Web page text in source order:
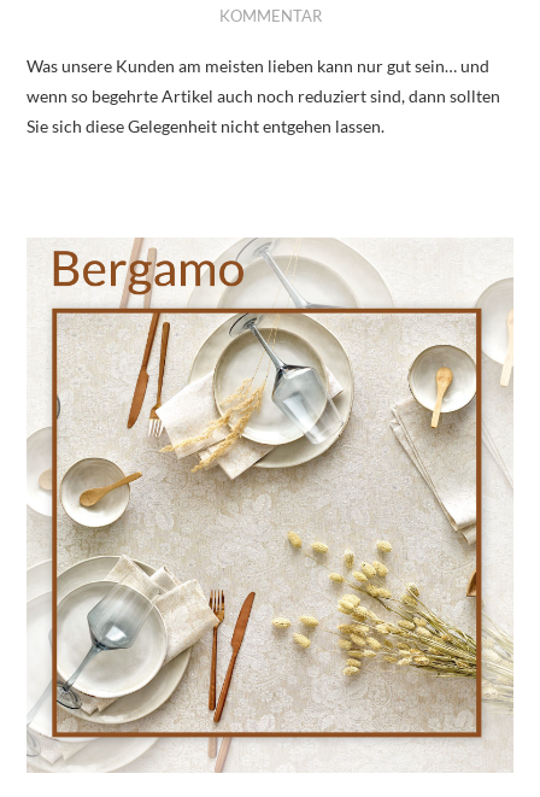
KOMMENTAR
Was unsere Kunden am meisten lieben kann nur gut sein… und
wenn so begehrte Artikel auch noch reduziert sind, dann sollten
Sie sich diese Gelegenheit nicht entgehen lassen.